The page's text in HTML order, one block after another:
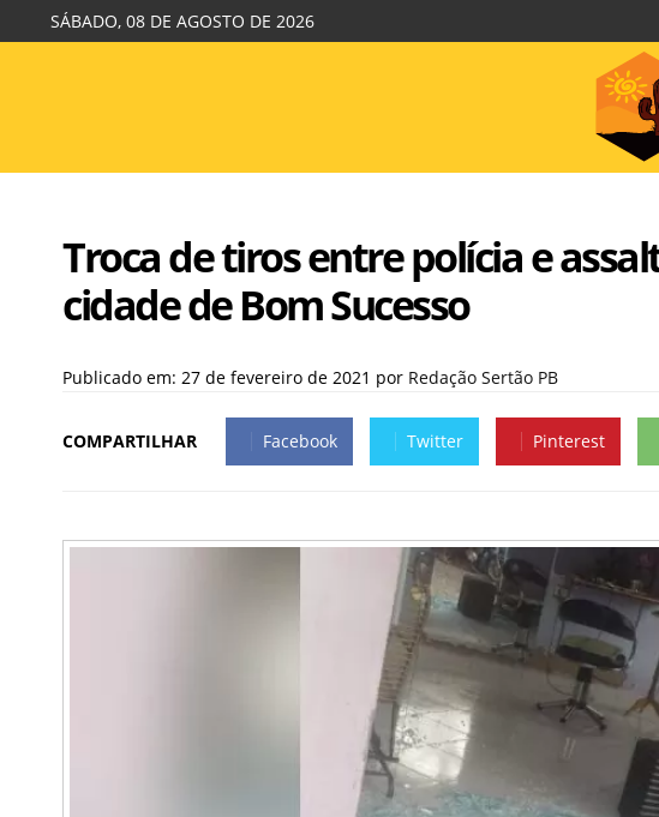
SÁBADO, 08 DE AGOSTO DE 2026
Troca de tiros entre polícia e
cidade de Bom Sucesso
Publicado em: 27 de fevereiro de 2021 por Redação Sertão PB
COMPARTILHAR Facebook Twitter Pinterest